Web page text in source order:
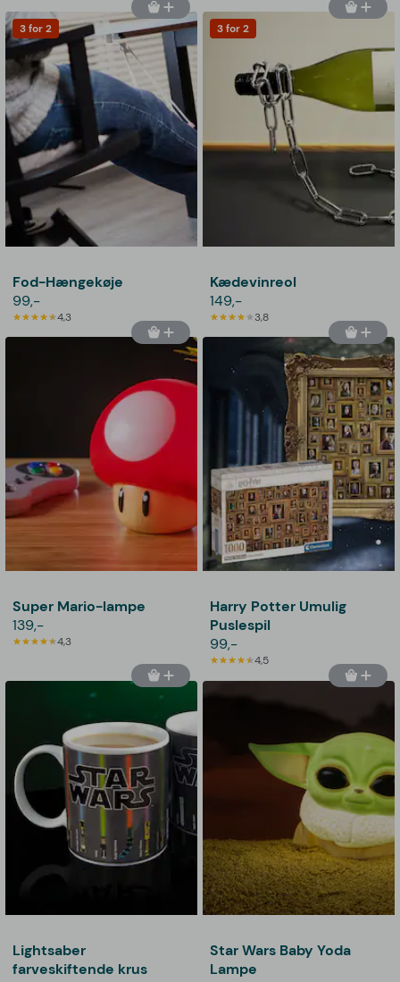
3 for 2
Fod-Hængekøje
99,-
4,3
3 for 2
Kædevinreol
149,-
3,8
Super Mario-lampe
139,-
4,3
Harry Potter Umulig
Puslespil
99,-
4,5
Lightsaber
farveskiftende krus
Star Wars Baby Yoda
Lampe